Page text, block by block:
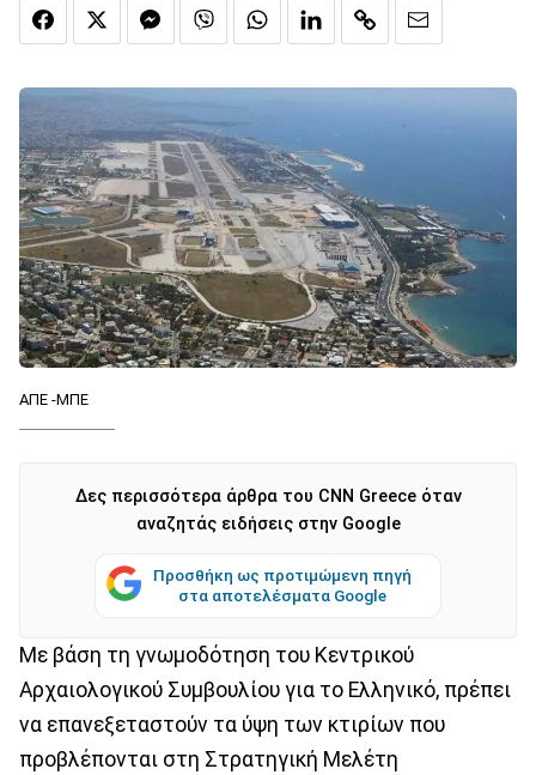
ΑΠΕ -ΜΠΕ
Δες περισσότερα άρθρα του CNN Greece όταν
αναζητάς ειδήσεις στην Google
Προσθήκη ως προτιμώμενη πηγή
στα αποτελέσματα Google
Με βάση τη γνωμοδότηση του Κεντρικού
Αρχαιολογικού Συμβουλίου για το Ελληνικό, πρέπει
να επανεξεταστούν τα ύψη των κτιρίων που
προβλέπονται στη Στρατηγική Μελέτη